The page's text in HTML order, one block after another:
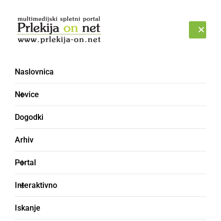
Naslovnica
Novice
Dogodki
Arhiv
Portal
Interaktivno
Iskanje
železna poroka
KULTURA IN IZOBRAŽEVANJE